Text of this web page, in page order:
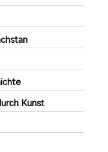
Kunst